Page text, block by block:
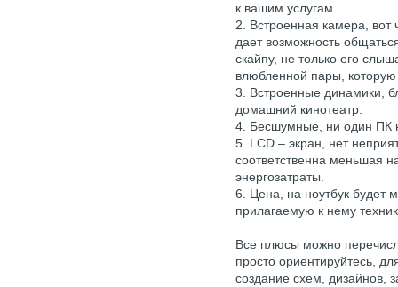
к вашим услугам.
2. Встроенная камера, вот
дает возможность
скайпу, не только его
влюбленной пары,
3. Встроенные динамики,
домашний кинотеатр.
4. Бесшумные, ни один ПК
5. LCD – экран, нет
соответственна меньшая
энергозатраты.
6. Цена, на ноутбук будет
прилагаемую к нему
Все плюсы можно
просто ориентируйтесь,
создание схем, дизайнов,